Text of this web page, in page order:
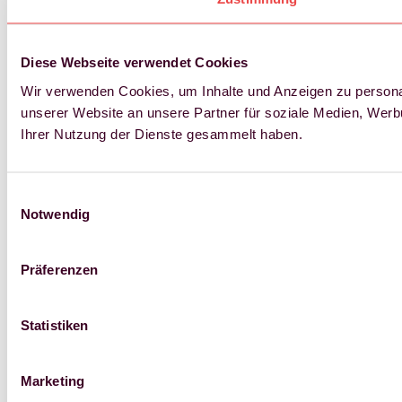
Diese Webseite verwendet Cookies
Wir verwenden Cookies, um Inhalte und Anzeigen zu
unserer Website an unsere Partner für soziale Medien,
Ihrer Nutzung der Dienste gesammelt haben.
Notwendig
Präferenzen
Statistiken
Marketing